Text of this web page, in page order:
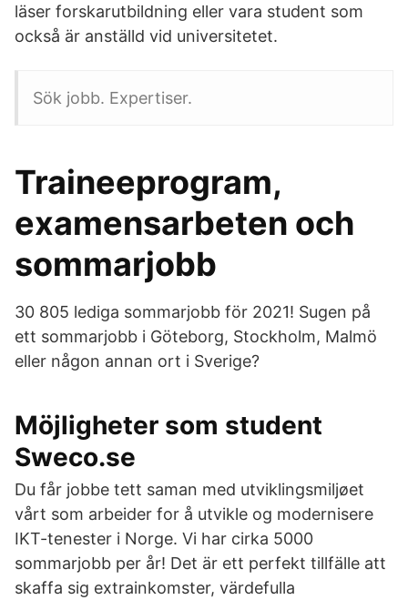
läser forskarutbildning eller vara student som
också är anställd vid universitetet.
Sök jobb. Expertiser.
Traineeprogram,
examensarbeten och
sommarjobb
30 805 lediga sommarjobb för 2021! Sugen på
ett sommarjobb i Göteborg, Stockholm, Malmö
eller någon annan ort i Sverige?
Möjligheter som student
Sweco.se
Du får jobbe tett saman med utviklingsmiljøet
vårt som arbeider for å utvikle og modernisere
IKT-tenester i Norge. Vi har cirka 5000
sommarjobb per år! Det är ett perfekt tillfälle att
skaffa sig extrainkomster, värdefulla